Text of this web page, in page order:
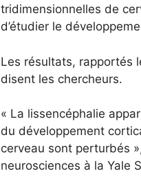
tridimensionnelles de
d’étudier le
Les résultats, rapportés
disent les chercheurs.
« La lissencéphalie
du développement
cerveau sont perturbés
neurosciences à la Yale